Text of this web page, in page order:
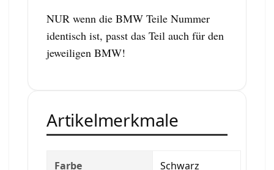
NUR wenn die BMW Teile Nummer
identisch ist, passt das Teil auch für den
jeweiligen BMW!
Artikelmerkmale
Farbe Schwarz